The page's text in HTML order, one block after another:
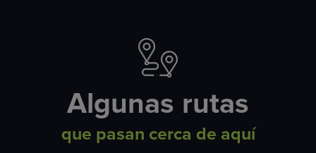
Algunas rutas
que pasan cerca de aquí